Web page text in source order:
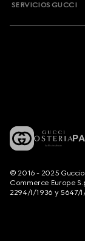
SERVICIOS GUCCI
© 2016 - 2025
Commerce Europe
2294/I/1936 y 5647/